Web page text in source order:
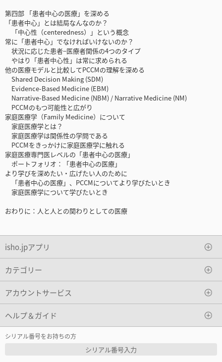
第四部 「患者中心の医療」を深める
「患者中心」とは結局なんなのか？
「中心性（centeredness）」という概念
常に「患者中心」でなければいけないのか？
状況に応じた患者−医療者関係の4つのタイプ
やはり「患者中心性」は常に求められる
他の医療モデルと比較してPCCMの理解を深める
Shared Decision Making (SDM)
Evidence-Based Medicine (EBM)
Narrative-Based Medicine (NBM) / Narrative Medicine (NM)
PCCMのもつ可能性と広がり
家庭医療学（Family Medicine）について
家庭医療学とは？
家庭医療学は関係性の学問である
PCCMをきっかけに家庭医療学に触れる
家庭医療専門医レベルの「患者中心の医療」
ポートフォリオ：「患者中心の医療」
より学びを深めたい・広げたい人のために
「患者中心の医療」、PCCMについてより学びたいとき
家庭医療学について学びたいとき
おわりに：人と人との関わりとしての医療
isho.jpアプリ
カテゴリー
アカウントサービス
ヘルプ＆ガイド
シリアル番号をお持ちの方
シリアル番号入力